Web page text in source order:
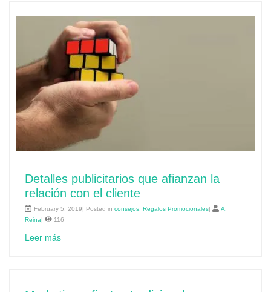
Detalles publicitarios que afianzan la
relación con el cliente
February 5, 2019| Posted in consejos Regalos Promocionales|
A.
Reina| 116
Leer más